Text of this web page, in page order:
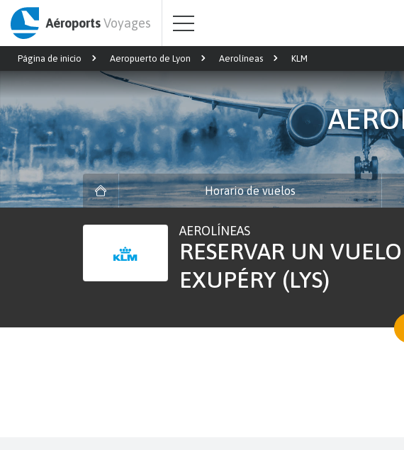
AéroportsVoyages
Página de inicio Aeropuerto de Lyon Aerolíneas KLM
Horario de vuelos
AEROLÍNEAS
RESERVAR UN
EXUPÉRY (LYS)